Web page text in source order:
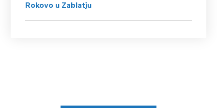
Rokovo u Zablatju